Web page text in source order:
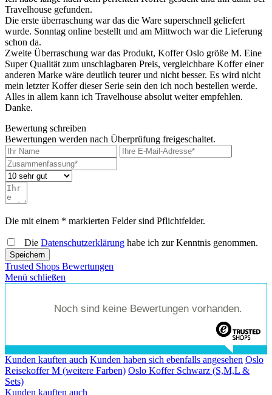
Travelhouse gefunden.
Die erste überraschung war das die Ware superschnell geliefert
wurde. Sonntag online bestellt und am Mittwoch war die Lieferung
schon da.
Zweite Überraschung war das Produkt, Koffer Oslo größe M. Eine
Super Qualität zum unschlagbaren Preis, vergleichbare Koffer einer
anderen Marke wäre deutlich teurer und nicht besser. Es wird nicht
mein letzter Koffer dieser Serie sein den ich noch bestellen werde.
Alles in allem kann ich Travelhouse absolut weiter empfehlen.
Danke.
Bewertung schreiben
Bewertungen werden nach Überprüfung freigeschaltet.
Die mit einem * markierten Felder sind Pflichtfelder.
Die Datenschutzerklärung habe ich zur Kenntnis genommen.
Speichern
Trusted Shops Bewertungen
Menü schließen
Noch sind keine Bewertungen vorhanden.
Kunden kauften auch Kunden haben sich ebenfalls angesehen Oslo
Reisekoffer M (weitere Farben) Oslo Koffer Schwarz (S,M,L &
Sets)
Kunden kauften auch